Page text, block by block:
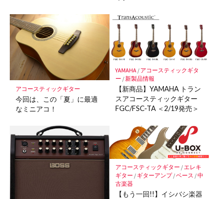
アコースティックギター
今回は、この「夏」に最適
なミニアコ！
YAMAHA/ アコースティックギタ
ー /新製品情報
【新商品】YAMAHA トラン
スアコースティックギター
FGC/FSC-TA ＜2/19発売＞
アコースティックギター /エレキ
ギター / ギターアンプ/ベース /中
古楽器
【もう一回!!】イシバシ楽器